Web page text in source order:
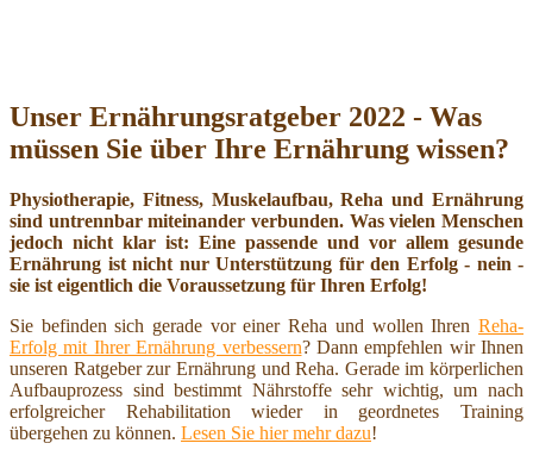
Unser Ernährungsratgeber 2022 - Was
müssen Sie über Ihre Ernährung wissen?
Physiotherapie, Fitness, Muskelaufbau, Reha und Ernährung
sind untrennbar miteinander verbunden. Was vielen Menschen
jedoch nicht klar ist: Eine passende und vor allem gesunde
Ernährung ist nicht nur Unterstützung für den Erfolg - nein -
sie ist eigentlich die Voraussetzung für Ihren Erfolg!
Sie befinden sich gerade vor einer Reha und wollen Ihren Reha-
Erfolg mit Ihrer Ernährung verbessern? Dann empfehlen wir Ihnen
unseren Ratgeber zur Ernährung und Reha. Gerade im körperlichen
Aufbauprozess sind bestimmt Nährstoffe sehr wichtig, um nach
erfolgreicher Rehabilitation wieder in geordnetes Training
übergehen zu können. Lesen Sie hier mehr dazu!